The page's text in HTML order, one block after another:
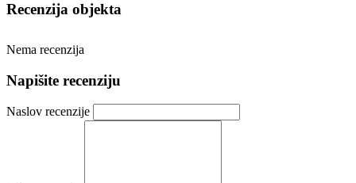
Recenzija objekta
Nema recenzija
Napišite recenziju
Naslov recenzije